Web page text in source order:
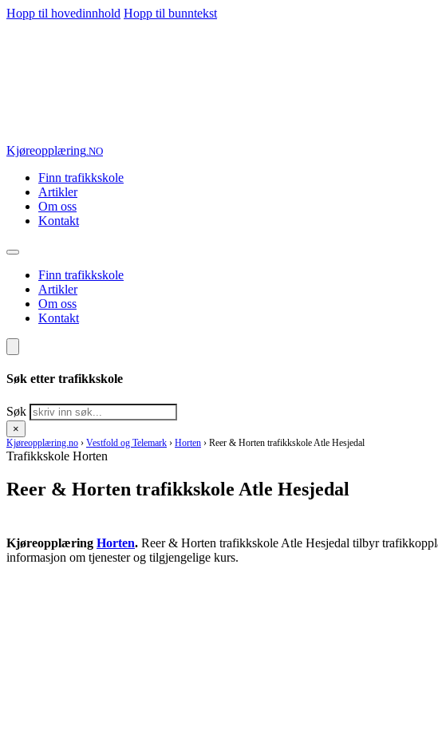
Hopp til hovedinnhold Hopp til bunntekst
Kjøreopplæring.NO
Finn trafikkskole
Artikler
Om oss
Kontakt
Finn trafikkskole
Artikler
Om oss
Kontakt
Søk etter trafikkskole
Søk
×
Kjøreopplæring.no › Vestfold og Telemark › Horten › Reer & Horten trafikkskole Atle Hesjedal
Trafikkskole Horten
Reer & Horten trafikkskole Atle Hesjedal
Kjøreopplæring Horten. Reer & Horten trafikkskole Atle Hesjedal tilbyr
informasjon om tjenester og tilgjengelige kurs.